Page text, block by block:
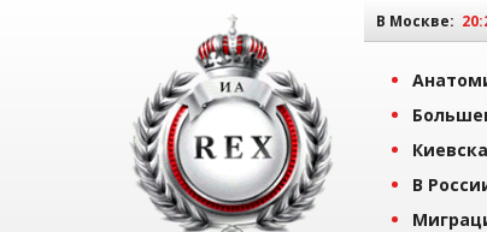
В Москве:
В